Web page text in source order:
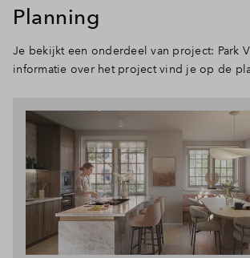
Planning
Je bekijkt een onderdeel van project: Park
informatie over het project vind je op de